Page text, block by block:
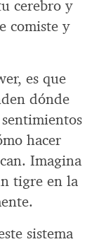
cerebro y
comiste y
es que
dónde
hacer
Imagina
tigre en la
sistema